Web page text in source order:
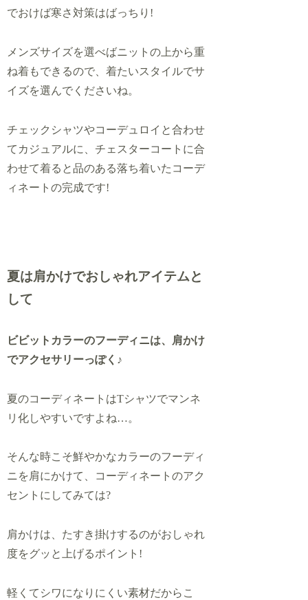
でおけば寒さ対策はばっちり!
メンズサイズを選べばニットの上から重
ね着もできるので、着たいスタイルでサ
イズを選んでくださいね。
チェックシャツやコーデュロイと合わせ
てカジュアルに、チェスターコートに合
わせて着ると品のある落ち着いたコーデ
ィネートの完成です!
夏は肩かけでおしゃれアイテムと
して
ビビットカラーのフーディニは、肩かけ
でアクセサリーっぽく♪
夏のコーディネートはTシャツでマンネ
リ化しやすいですよね…。
そんな時こそ鮮やかなカラーのフーディ
ニを肩にかけて、コーディネートのアク
セントにしてみては?
肩かけは、たすき掛けするのがおしゃれ
度をグッと上げるポイント!
軽くてシワになりにくい素材だからこ